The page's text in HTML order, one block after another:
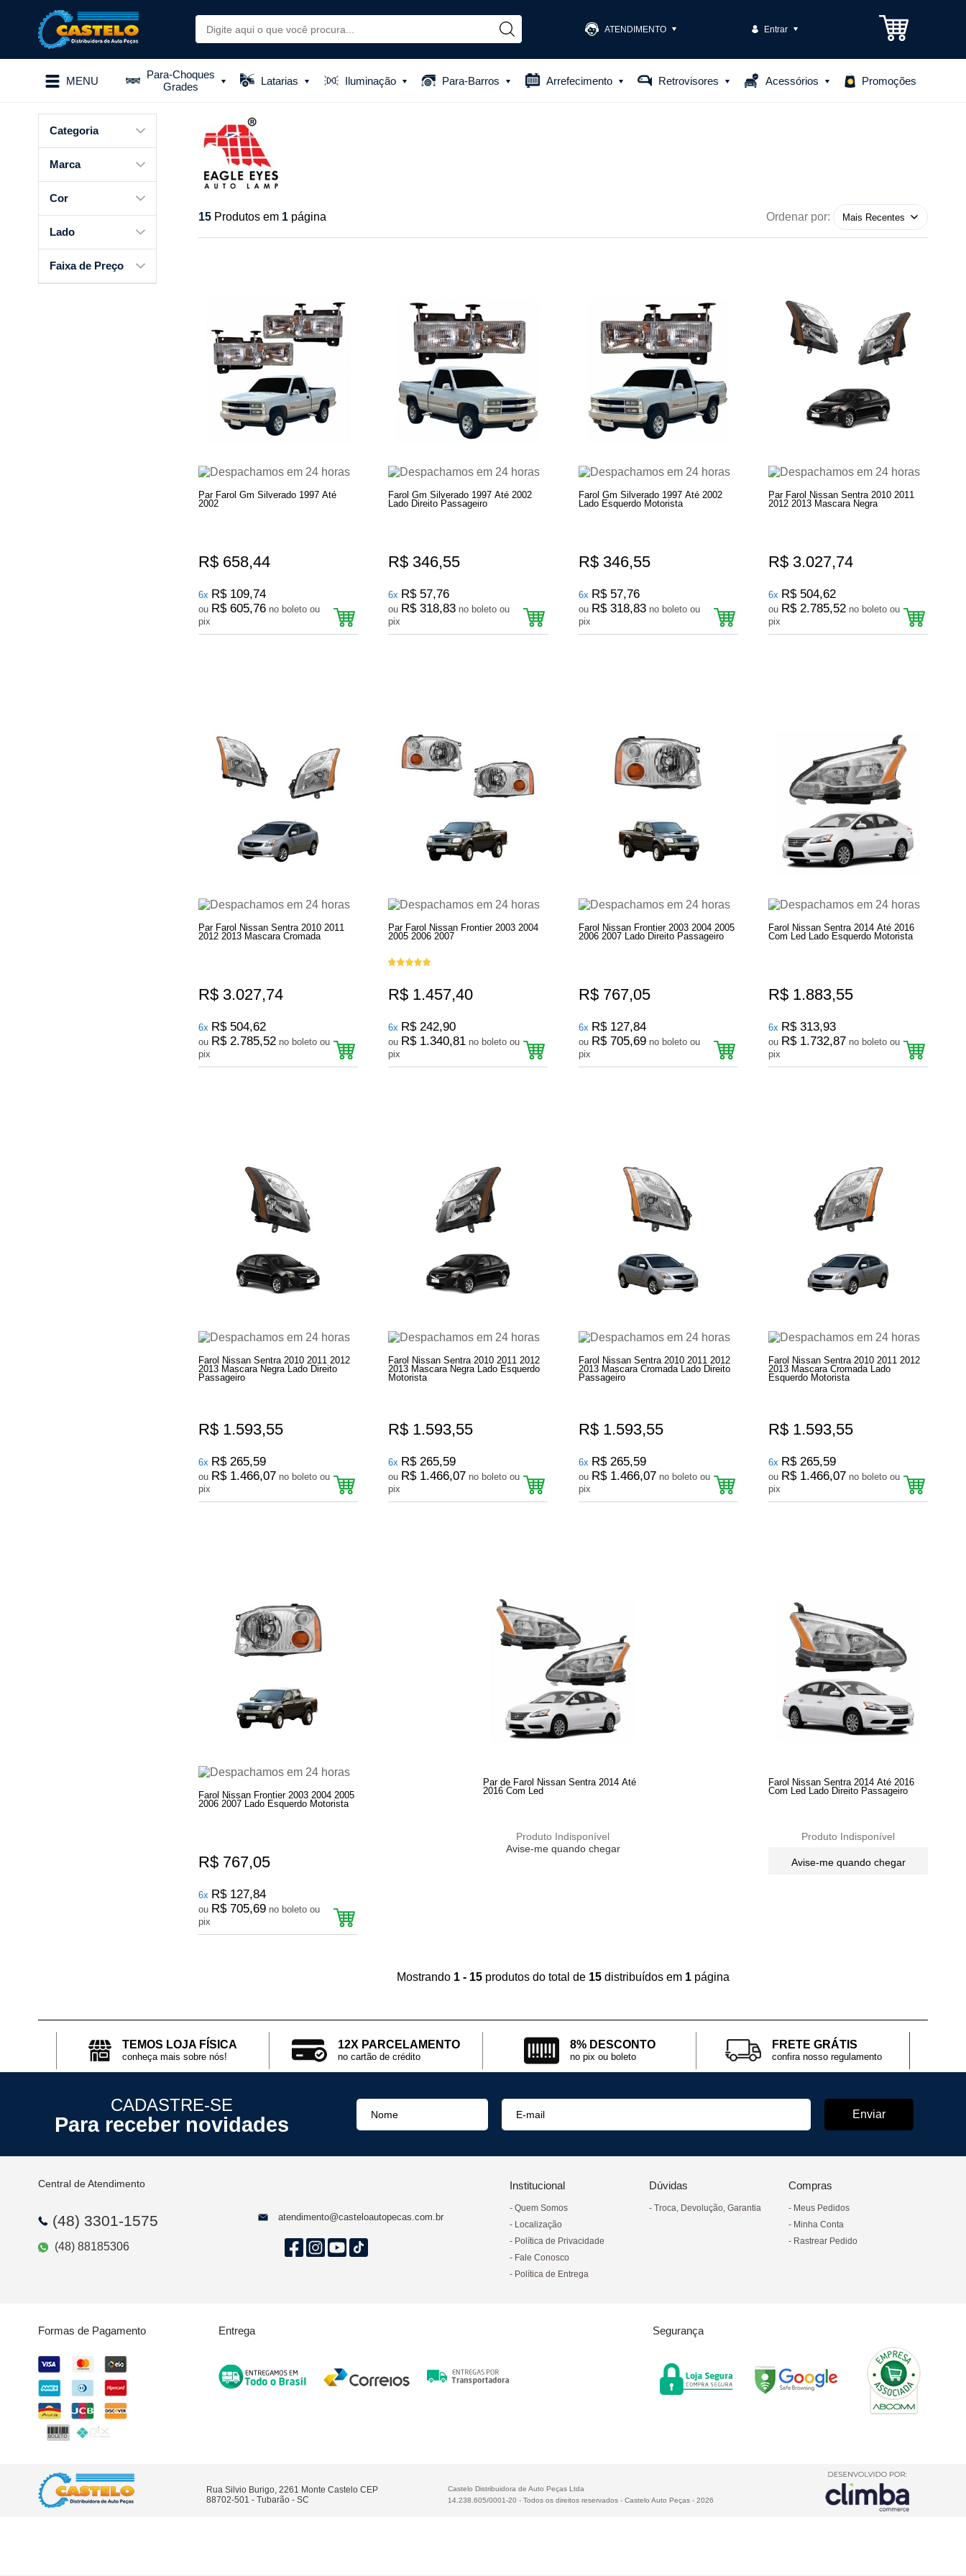
ATENDIMENTO
(48) 3301-1575
Entrar
MENU
Para-Choques
Grades
Latarias Iluminação Para-Barros Arrefecimento Retrovisores Acessórios Promoções
Categoria
Marca
Cor
Lado
Faixa de Preço
15 Produtos em 1 página Ordenar por:
Par Farol Gm Silverado 1997 Até
2002
R$ 658,44
6x R$ 109,74
ou R$ 605,76 no boleto ou
pix
Farol Gm Silverado 1997 Até 2002
Lado Direito Passageiro
R$ 346,55
6x R$ 57,76
ou R$ 318,83 no boleto ou
pix
Farol Gm Silverado 1997 Até 2002
Lado Esquerdo Motorista
R$ 346,55
6x R$ 57,76
ou R$ 318,83 no boleto ou
pix
Par Farol Nissan Sentra 2010 2011
2012 2013 Mascara Negra
R$ 3.027,74
6x R$ 504,62
ou R$ 2.785,52 no boleto ou
pix
Par Farol Nissan Sentra 2010 2011
2012 2013 Mascara Cromada
R$ 3.027,74
6x R$ 504,62
ou R$ 2.785,52 no boleto ou
pix
Par Farol Nissan Frontier 2003 2004
2005 2006 2007
R$ 1.457,40
6x R$ 242,90
ou R$ 1.340,81 no boleto ou
pix
Farol Nissan Frontier 2003 2004 2005
2006 2007 Lado Direito Passageiro
R$ 767,05
6x R$ 127,84
ou R$ 705,69 no boleto ou
pix
Farol Nissan Sentra 2014 Até 2016
Com Led Lado Esquerdo Motorista
R$ 1.883,55
6x R$ 313,93
ou R$ 1.732,87 no boleto ou
pix
Farol Nissan Sentra 2010 2011 2012
2013 Mascara Negra Lado Direito
Passageiro
R$ 1.593,55
6x R$ 265,59
ou R$ 1.466,07 no boleto ou
pix
Farol Nissan Sentra 2010 2011 2012
2013 Mascara Negra Lado Esquerdo
Motorista
R$ 1.593,55
6x R$ 265,59
ou R$ 1.466,07 no boleto ou
pix
Farol Nissan Sentra 2010 2011 2012
2013 Mascara Cromada Lado Direito
Passageiro
R$ 1.593,55
6x R$ 265,59
ou R$ 1.466,07 no boleto ou
pix
Farol Nissan Sentra 2010 2011 2012
2013 Mascara Cromada Lado
Esquerdo Motorista
R$ 1.593,55
6x R$ 265,59
ou R$ 1.466,07 no boleto ou
pix
Farol Nissan Frontier 2003 2004 2005
2006 2007 Lado Esquerdo Motorista
R$ 767,05
6x R$ 127,84
ou R$ 705,69 no boleto ou
pix
Par de Farol Nissan Sentra 2014 Até
2016 Com Led
Produto Indisponível
Avise-me quando chegar
Farol Nissan Sentra 2014 Até 2016
Com Led Lado Direito Passageiro
Produto Indisponível
Avise-me quando chegar
Mostrando 1 - 15 produtos do total de 15distribuídos em 1página
TEMOS LOJA FÍSICA
conheça mais sobre nós!
12X PARCELAMENTO
no cartão de crédito
8% DESCONTO
no pix ou boleto
FRETE GRÁTIS
confira nosso regulamento
CADASTRE-SE
Para receber novidades
Central de Atendimento
(48) 3301-1575 atendimento@casteloautopecas.com.br
(48) 88185306
Institucional
Quem Somos
Localização
Política de Privacidade
Fale Conosco
Política de Entrega
Dúvidas
Troca, Devolução, Garantia
Compras
Meus Pedidos
Minha Conta
Rastrear Pedido
Formas de Pagamento Entrega Segurança
Rua Silvio Burigo, 2261 Monte Castelo CEP
88702-501 - Tubarão - SC
Castelo Distribuidora de Auto Peças Ltda
14.238.605/0001-20 - Todos os direitos reservados -Castelo Auto Peças -2026